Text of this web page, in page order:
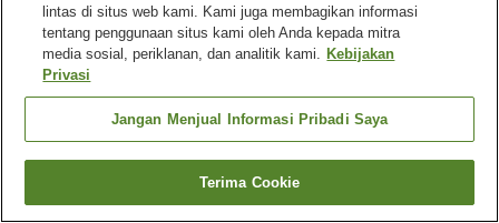
Fasilitas properti
Tempat parkir
Mata air panas di dalam
Beranda Jepang Gunma
Kota Minakami
Cari kamar
lintas di situs web kami. Kami juga membagikan informasi
tentang penggunaan situs kami oleh Anda kepada mitra
media sosial, periklanan, dan analitik kami. Kebijakan
Privasi
Jangan Menjual Informasi Pribadi Saya
Terima Cookie